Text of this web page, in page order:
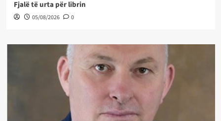
Fjalë të urta për librin
05/08/2026 0